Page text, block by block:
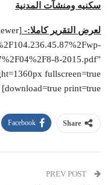
سكنيه ومنشآت المدنية
لعرض التقرير كاملا:-
8-2015.pdf”
fullscreen=true
download=true print=true]
Share
Facebook